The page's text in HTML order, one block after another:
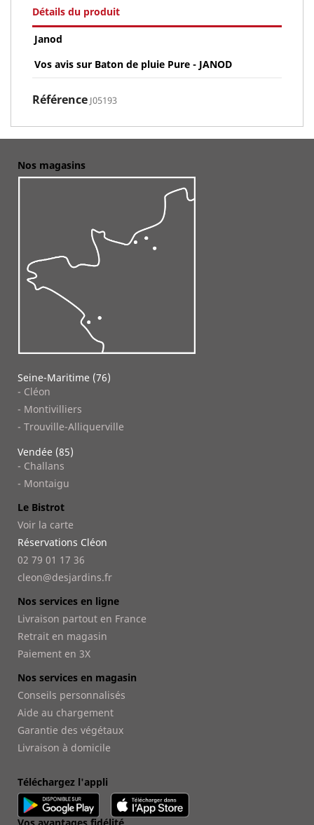
Détails du produit
Janod
Vos avis sur Baton de pluie Pure - JANOD
Référence J05193
Nos magasins
Seine-Maritime (76)
- Cléon
- Montivilliers
- Trouville-Alliquerville
Vendée (85)
- Challans
- Montaigu
Le Bistrot
Voir la carte
Réservations Cléon
02 79 01 17 36
cleon@desjardins.fr
Nos services en ligne
Livraison partout en France
Retrait en magasin
Paiement en 3X
Nos services en magasin
Conseils personnalisés
Aide au chargement
Garantie des végétaux
Livraison à domicile
Téléchargez l'appli